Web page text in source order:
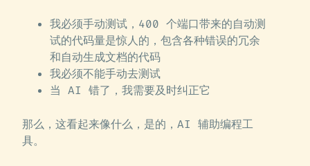
我必须手动测试，400 个端口带来的自动测
试的代码量是惊人的，包含各种错误的冗余
和自动生成文档的代码
我必须不能手动去测试
当 AI 错了，我需要及时纠正它
那么，这看起来像什么，是的，AI 辅助编程工
具。